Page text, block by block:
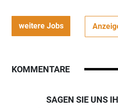
weitere Jobs
KOMMENTARE
SAGEN SIE UNS